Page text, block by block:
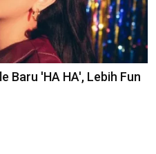
Baru 'HA HA', Lebih Fun